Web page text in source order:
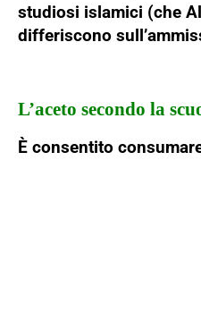
studiosi islamici (che
differiscono
L’aceto secondo la
È consentito